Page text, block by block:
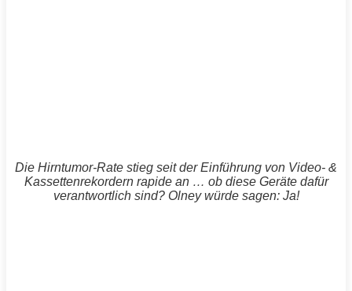
Die Hirntumor-Rate stieg seit der Einführung von Video- &
Kassettenrekordern rapide an … ob diese Geräte dafür
verantwortlich sind? Olney würde sagen: Ja!